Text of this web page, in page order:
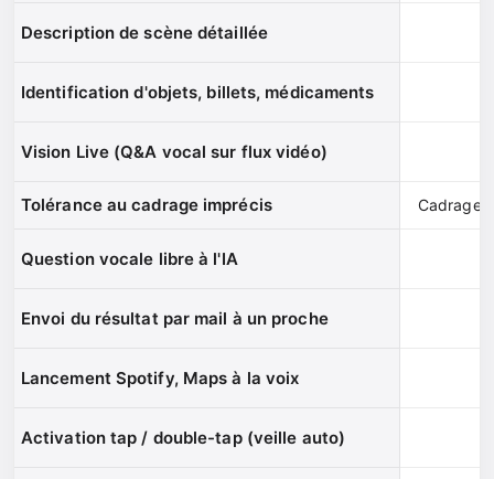
Description de scène détaillée
Identification d'objets, billets, médicaments
Vision Live (Q&A vocal sur flux vidéo)
Tolérance au cadrage imprécis Cadrage
Question vocale libre à l'IA
Envoi du résultat par mail à un proche
Lancement Spotify, Maps à la voix
Activation tap / double-tap (veille auto)